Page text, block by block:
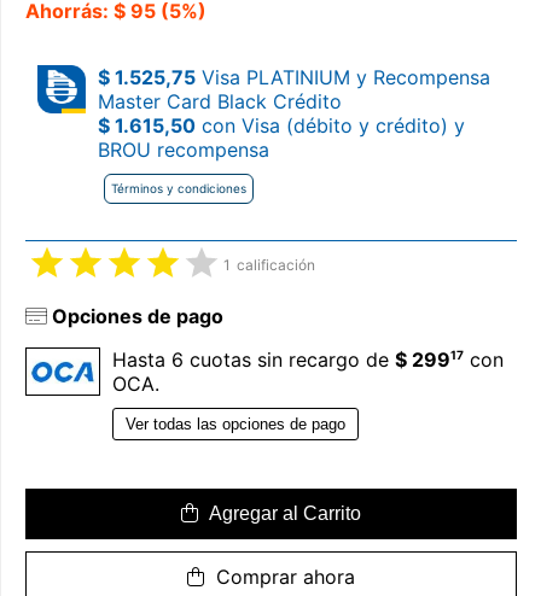
Ahorrás: $ 95 (5%)
$ 1.525,75 Visa PLATINIUM y Recompensa
Master Card Black Crédito
$ 1.615,50 con Visa (débito y crédito) y
BROU recompensa
Términos y condiciones
1 calificación
Opciones de pago
Hasta 6 cuotas sin recargo de $ 29917 con
OCA.
Ver todas las opciones de pago
Agregar al Carrito
Comprar ahora